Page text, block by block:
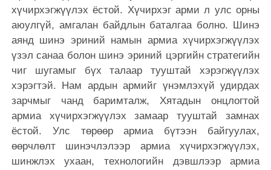
хүчирхэгжүүлэх ёстой. Хүчирхэг арми л улс орны
аюулгүй, амгалан байдлын баталгаа болно. Шинэ
аянд шинэ эриний намын армиа хүчирхэгжүүлэх
үзэл санаа болон шинэ эриний цэргийн стратегийн
чиг шугамыг бүх талаар тууштай хэрэгжүүлэх
хэрэгтэй. Нам ардын армийг үнэмлэхүй удирдах
зарчмыг чанд баримталж, Хятадын онцлогтой
армиа хүчирхэгжүүлэх замаар тууштай замнах
ёстой. Улс төрөөр армиа бүтээн байгуулах,
өөрчлөлт шинэчлэлээр армиа хүчирхэгжүүлэх,
шинжлэх ухаан, технологийн дэвшлээр армиа